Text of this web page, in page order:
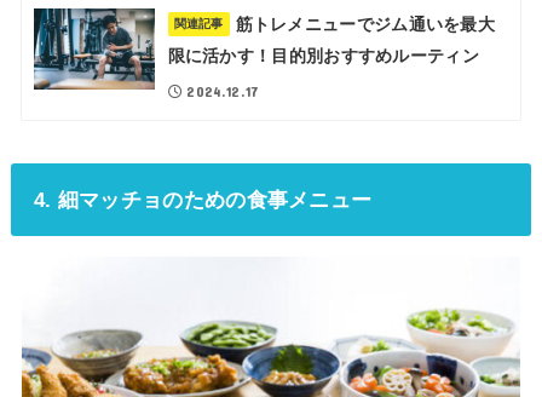
関連記事
筋トレメニューでジム通いを最大
限に活かす！目的別おすすめルーティン
2024.12.17
4. 細マッチョのための食事メニュー